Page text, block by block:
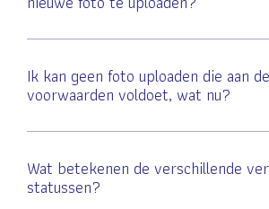
Ik kan geen foto uploaden die aan de
voorwaarden voldoet, wat nu?
Wat betekenen de verschillende
statussen?